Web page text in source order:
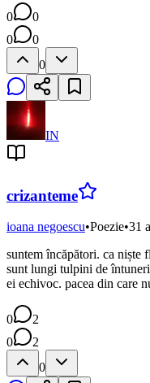
0
0
0
0
0
IN
crizanteme
ioana negoescu•Poezie•31
suntem încăpători. ca niște
sunt lungi tulpini de
ei echivoc. pacea din care
0
2
0
2
0